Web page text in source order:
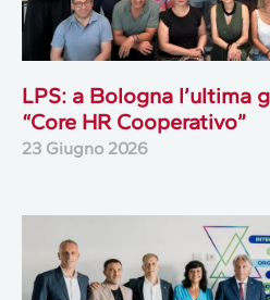
LPS: a Bologna l’ultima
“Core HR Cooperativo”
23 Giugno 2026